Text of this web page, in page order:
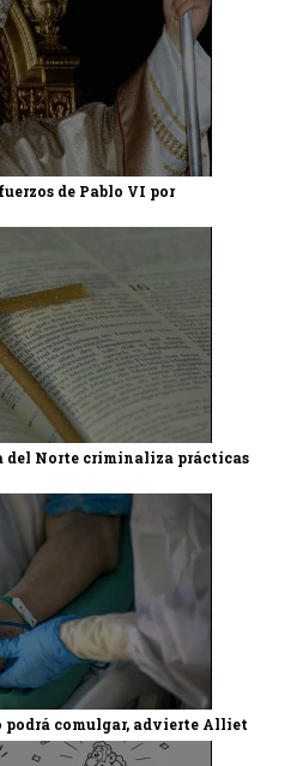
de Pablo VI por
del Norte criminaliza prácticas
podrá comulgar, advierte Alliet